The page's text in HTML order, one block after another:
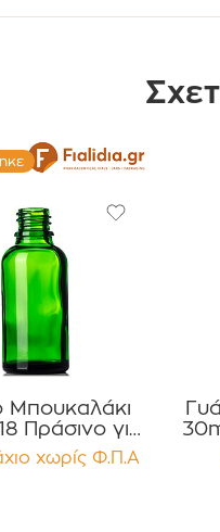
Μπουκαλάκι
Πράσινο για
Βάμματα
12
χωρίς Φ.Π.Α